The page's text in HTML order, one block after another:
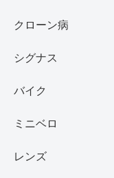
クローン病
シグナス
バイク
ミニベロ
レンズ